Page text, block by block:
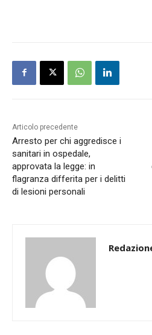
Articolo precedente
Arresto per chi aggredisce i
sanitari in ospedale,
approvata la legge: in
flagranza differita per i delitti
di lesioni personali